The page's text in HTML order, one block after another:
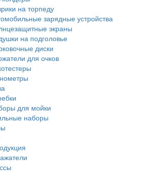
на торпеду
зарядные устройства
экраны
на подголовье
диски
для очков
для мойки
наборы